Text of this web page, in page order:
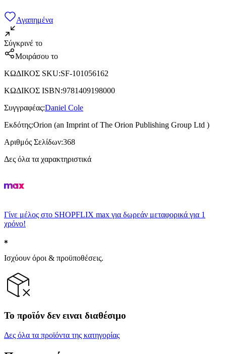
Αγαπημένα
Σύγκρινέ το
Μοιράσου το
ΚΩΔΙΚΟΣ SKU:SF-101056162
ΚΩΔΙΚΟΣ ISBN:9781409198000
Συγγραφέας:Daniel Cole
Εκδότης:Orion (an Imprint of The Orion Publishing Group Ltd )
Αριθμός Σελίδων:368
Δες όλα τα χαρακτηριστικά
Γίνε μέλος στο SHOPFLIX max για δωρεάν μεταφορικά για 1
χρόνο!
Ισχύουν όροι & προϋποθέσεις.
Το προϊόν δεν ειναι διαθέσιμο
Δες όλα τα προϊόντα της κατηγορίας